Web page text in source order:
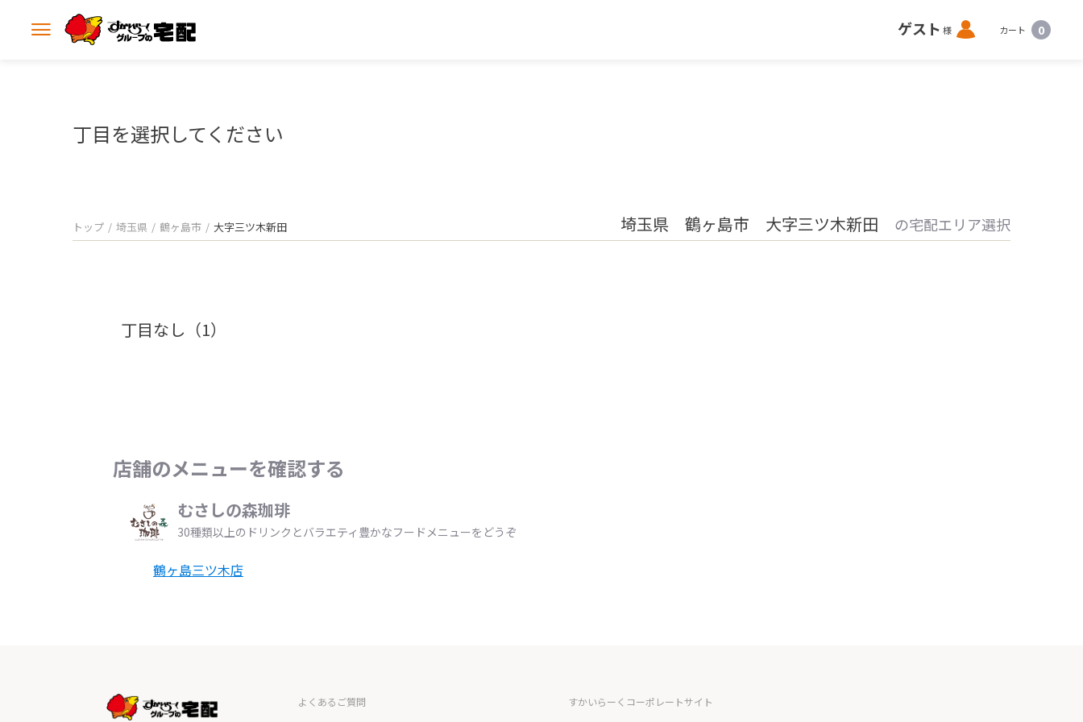
メ
ゲスト 様 ロ
グ
カート 0
丁目を選択してください
トップ 埼玉県 鶴ヶ島市 大字三ツ木新田 埼玉県 鶴ヶ島市 大字三ツ木新田 の宅配エリア選択
丁目なし（1）
店舗のメニューを確認する
むさしの森珈琲
30種類以上のドリンクとバラエティ豊かなフードメニューをどうぞ
鶴ヶ島三ツ木店
よくあるご質問 すかいらーくコーポレートサイト